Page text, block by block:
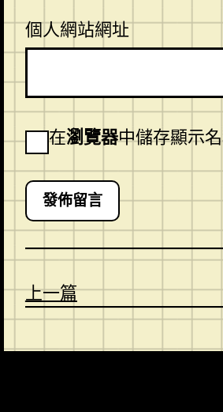
個人網站網址
在瀏覽器中儲存顯示
上一篇